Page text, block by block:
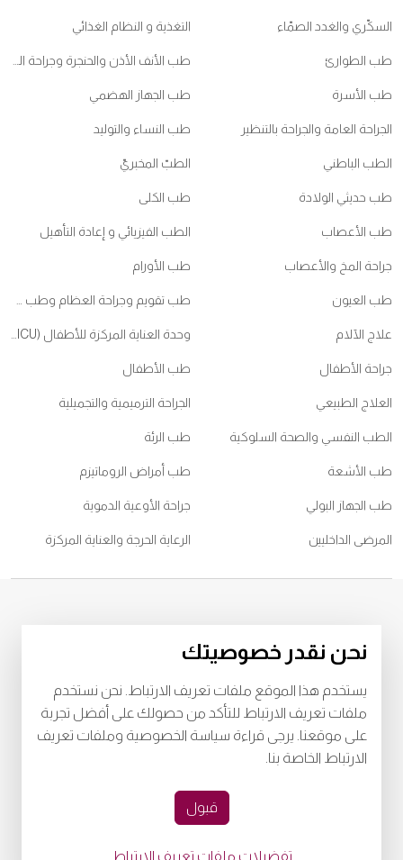
السكّري والغدد الصمّاء التغذية و النظام الغذائي
طب الطوارئ
طب الأسرة طب الجهاز الهضمي
الجراحة العامة والجراحة بالتنظير طب النساء والتوليد
الطب الباطني الطبّ المخبريّ
طب حديثي الولادة طب الكلى
طب الأعصاب الطب الفيزيائي و إعادة التأهيل
جراحة المخ والأعصاب طب الأورام
طب العيون
علاج الآلام
جراحة الأطفال طب الأطفال
العلاج الطبيعي الجراحة الترميمية والتجميلية
الطب النفسي والصحة السلوكية طب الرئة
طب الأشعة طب أمراض الروماتيزم
طب الجهاز البولي جراحة الأوعية الدموية
المرضى الداخليين الرعاية الحرجة والعناية المركزة
WQ48385
خصوصيةالبنود و الظروف
Download Burjeel App Now
نحن نقدر خصوصيتك
يستخدم هذا الموقع ملفات تعريف الارتباط. نحن نستخدم
ملفات تعريف الارتباط للتأكد من حصولك على أفضل تجربة
على موقعنا. يرجى قراءة سياسة الخصوصية وملفات تعريف
الارتباط الخاصة بنا.
قبول
تفضيلات ملفات تعريف الارتباط